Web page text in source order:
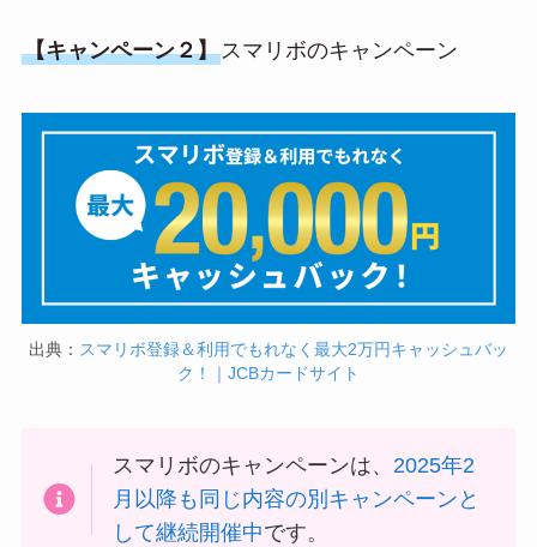
【キャンペーン２】スマリボのキャンペーン
出典： スマリボ登録＆利用でもれなく最大2万円キャッシュバッ
ク！｜JCBカードサイト
スマリボのキャンペーンは、 2025年2
月以降も同じ内容の別キャンペーンと
して継続開催中です。